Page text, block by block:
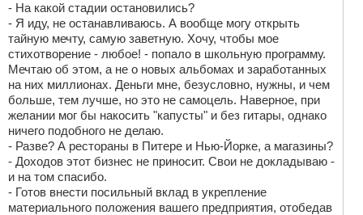
- На какой стадии остановились?
- Я иду, не останавливаюсь. А вообще могу открыть
тайную мечту, самую заветную. Хочу, чтобы мое
стихотворение - любое! - попало в школьную программу.
Мечтаю об этом, а не о новых альбомах и заработанных
на них миллионах. Деньги мне, безусловно, нужны, и чем
больше, тем лучше, но это не самоцель. Наверное, при
желании мог бы накосить "капусты" и без гитары, однако
ничего подобного не делаю.
- Разве? А рестораны в Питере и Нью-Йорке, а магазины?
- Доходов этот бизнес не приносит. Свои не докладываю -
и на том спасибо.
- Готов внести посильный вклад в укрепление
материального положения вашего предприятия, отобедав